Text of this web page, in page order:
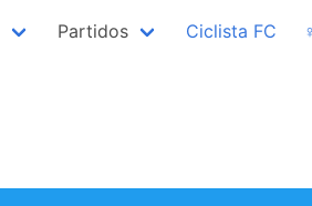
Partidos Ciclista FC